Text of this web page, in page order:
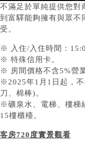
不滿足於單純提供您對
到富驛能夠擁有與眾不
受。
※ 入住/入住時間：
※ 特殊信用卡。
※ 房間價格不含5%營
※2025年1月1日起，
刀、棉棒)。
※礦泉水、電梯、樓梯
15樓櫃檯。
客房720度實景觀看